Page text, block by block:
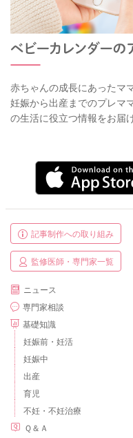
赤ちゃんの成長にあったマ
妊娠から出産までのプレマ
の生活に役立つ情報をお届
記事制作への取り組み
監修医師・専門家一覧
ニュース
専門家相談
基礎知識
妊娠前・妊活
妊娠中
出産
育児
不妊・不妊治療
Ｑ＆Ａ